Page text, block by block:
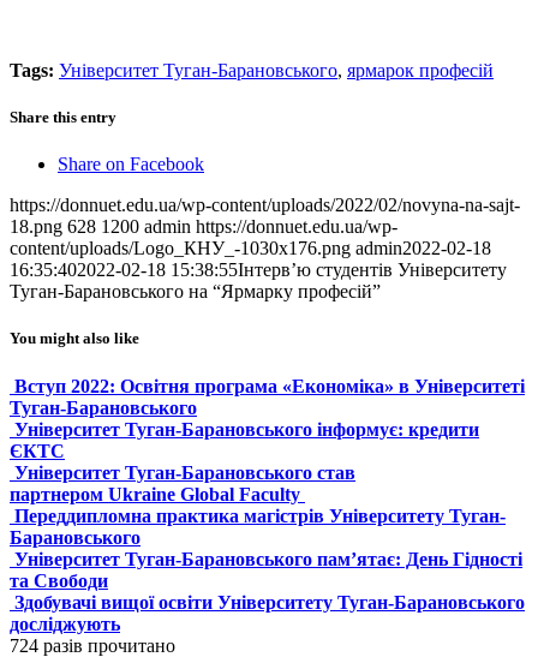
Tags: Університет Туган-Барановського, ярмарок професій
Share this entry
Share on Facebook
https://donnuet.edu.ua/wp-content/uploads/2022/02/novyna-na-sajt-
18.png 628 1200 admin https://donnuet.edu.ua/wp-
content/uploads/Logo_КНУ_-1030x176.png admin2022-02-18
16:35:402022-02-18 15:38:55Інтерв’ю студентів Університету
Туган-Барановського на “Ярмарку професій”
You might also like
Вступ 2022: Освітня програма «Економіка» в Університеті
Туган-Барановського
Університет Туган-Барановського інформує: кредити
ЄКТС
Університет Туган-Барановського став
партнером Ukraine Global Faculty
Переддипломна практика магістрів Університету Туган-
Барановського
Університет Туган-Барановського пам’ятає: День Гідності
та Свободи
Здобувачі вищої освіти Університету Туган-Барановського
досліджують
724 разів прочитано